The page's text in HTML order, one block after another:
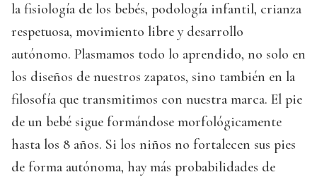
la fisiología de los bebés, podología infantil, crianza
respetuosa, movimiento libre y desarrollo
autónomo. Plasmamos todo lo aprendido, no solo en
los diseños de nuestros zapatos, sino también en la
filosofía que transmitimos con nuestra marca. El pie
de un bebé sigue formándose morfológicamente
hasta los 8 años. Si los niños no fortalecen sus pies
de forma autónoma, hay más probabilidades de